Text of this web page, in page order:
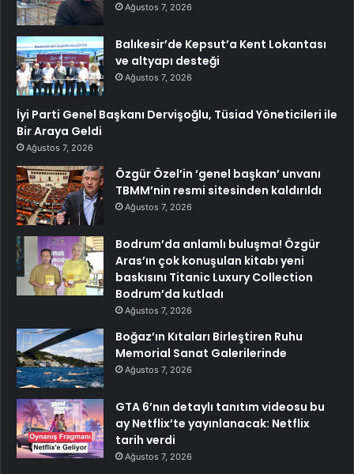
Ağustos 7, 2026
Balıkesir’de Kepsut’a Kent Lokantası
ve altyapı desteği
Ağustos 7, 2026
İyi Parti Genel Başkanı Dervişoğlu, Tüsiad Yöneticileri ile
Bir Araya Geldi
Ağustos 7, 2026
Özgür Özel’in ‘genel başkan’ unvanı
TBMM’nin resmi sitesinden kaldırıldı
Ağustos 7, 2026
Bodrum’da anlamlı buluşma! Özgür
Aras’ın çok konuşulan kitabı yeni
baskısını Titanic Luxury Collection
Bodrum’da kutladı
Ağustos 7, 2026
Boğaz’ın Kıtaları Birleştiren Ruhu
Memorial Sanat Galerilerinde
Ağustos 7, 2026
GTA 6’nın detaylı tanıtım videosu bu
ay Netflix’te yayınlanacak: Netflix
tarih verdi
Ağustos 7, 2026